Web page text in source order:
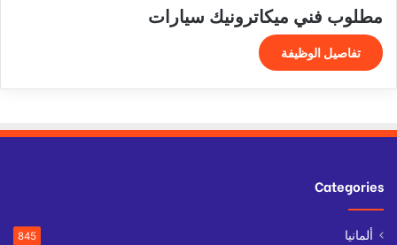
مطلوب فني ميكاترونيك سيارات
تفاصيل الوظيفة
Categories
ألمانيا 845